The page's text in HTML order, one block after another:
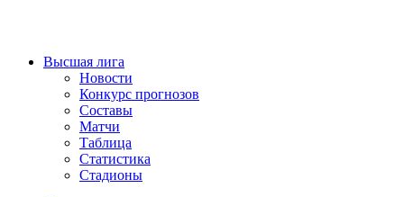
Высшая лига
Новости
Конкурс прогнозов
Составы
Матчи
Таблица
Статистика
Стадионы